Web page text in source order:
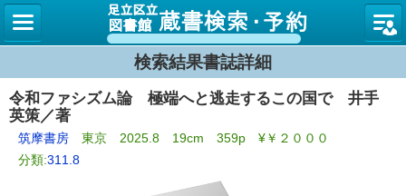
図書館
検索結果書誌詳細
令和ファシズム論 極端へと逃走するこの国で 井手
英策／著
筑摩書房 東京 2025.8 19cm 359p ¥￥２０００
分類:311.8